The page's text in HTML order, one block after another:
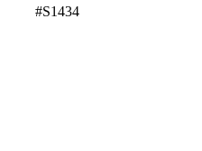
#S1434